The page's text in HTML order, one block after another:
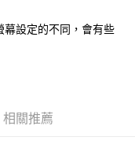
易完成。
您需要取消訂單，請聯絡
幕設定的不同，會有些
相關推薦